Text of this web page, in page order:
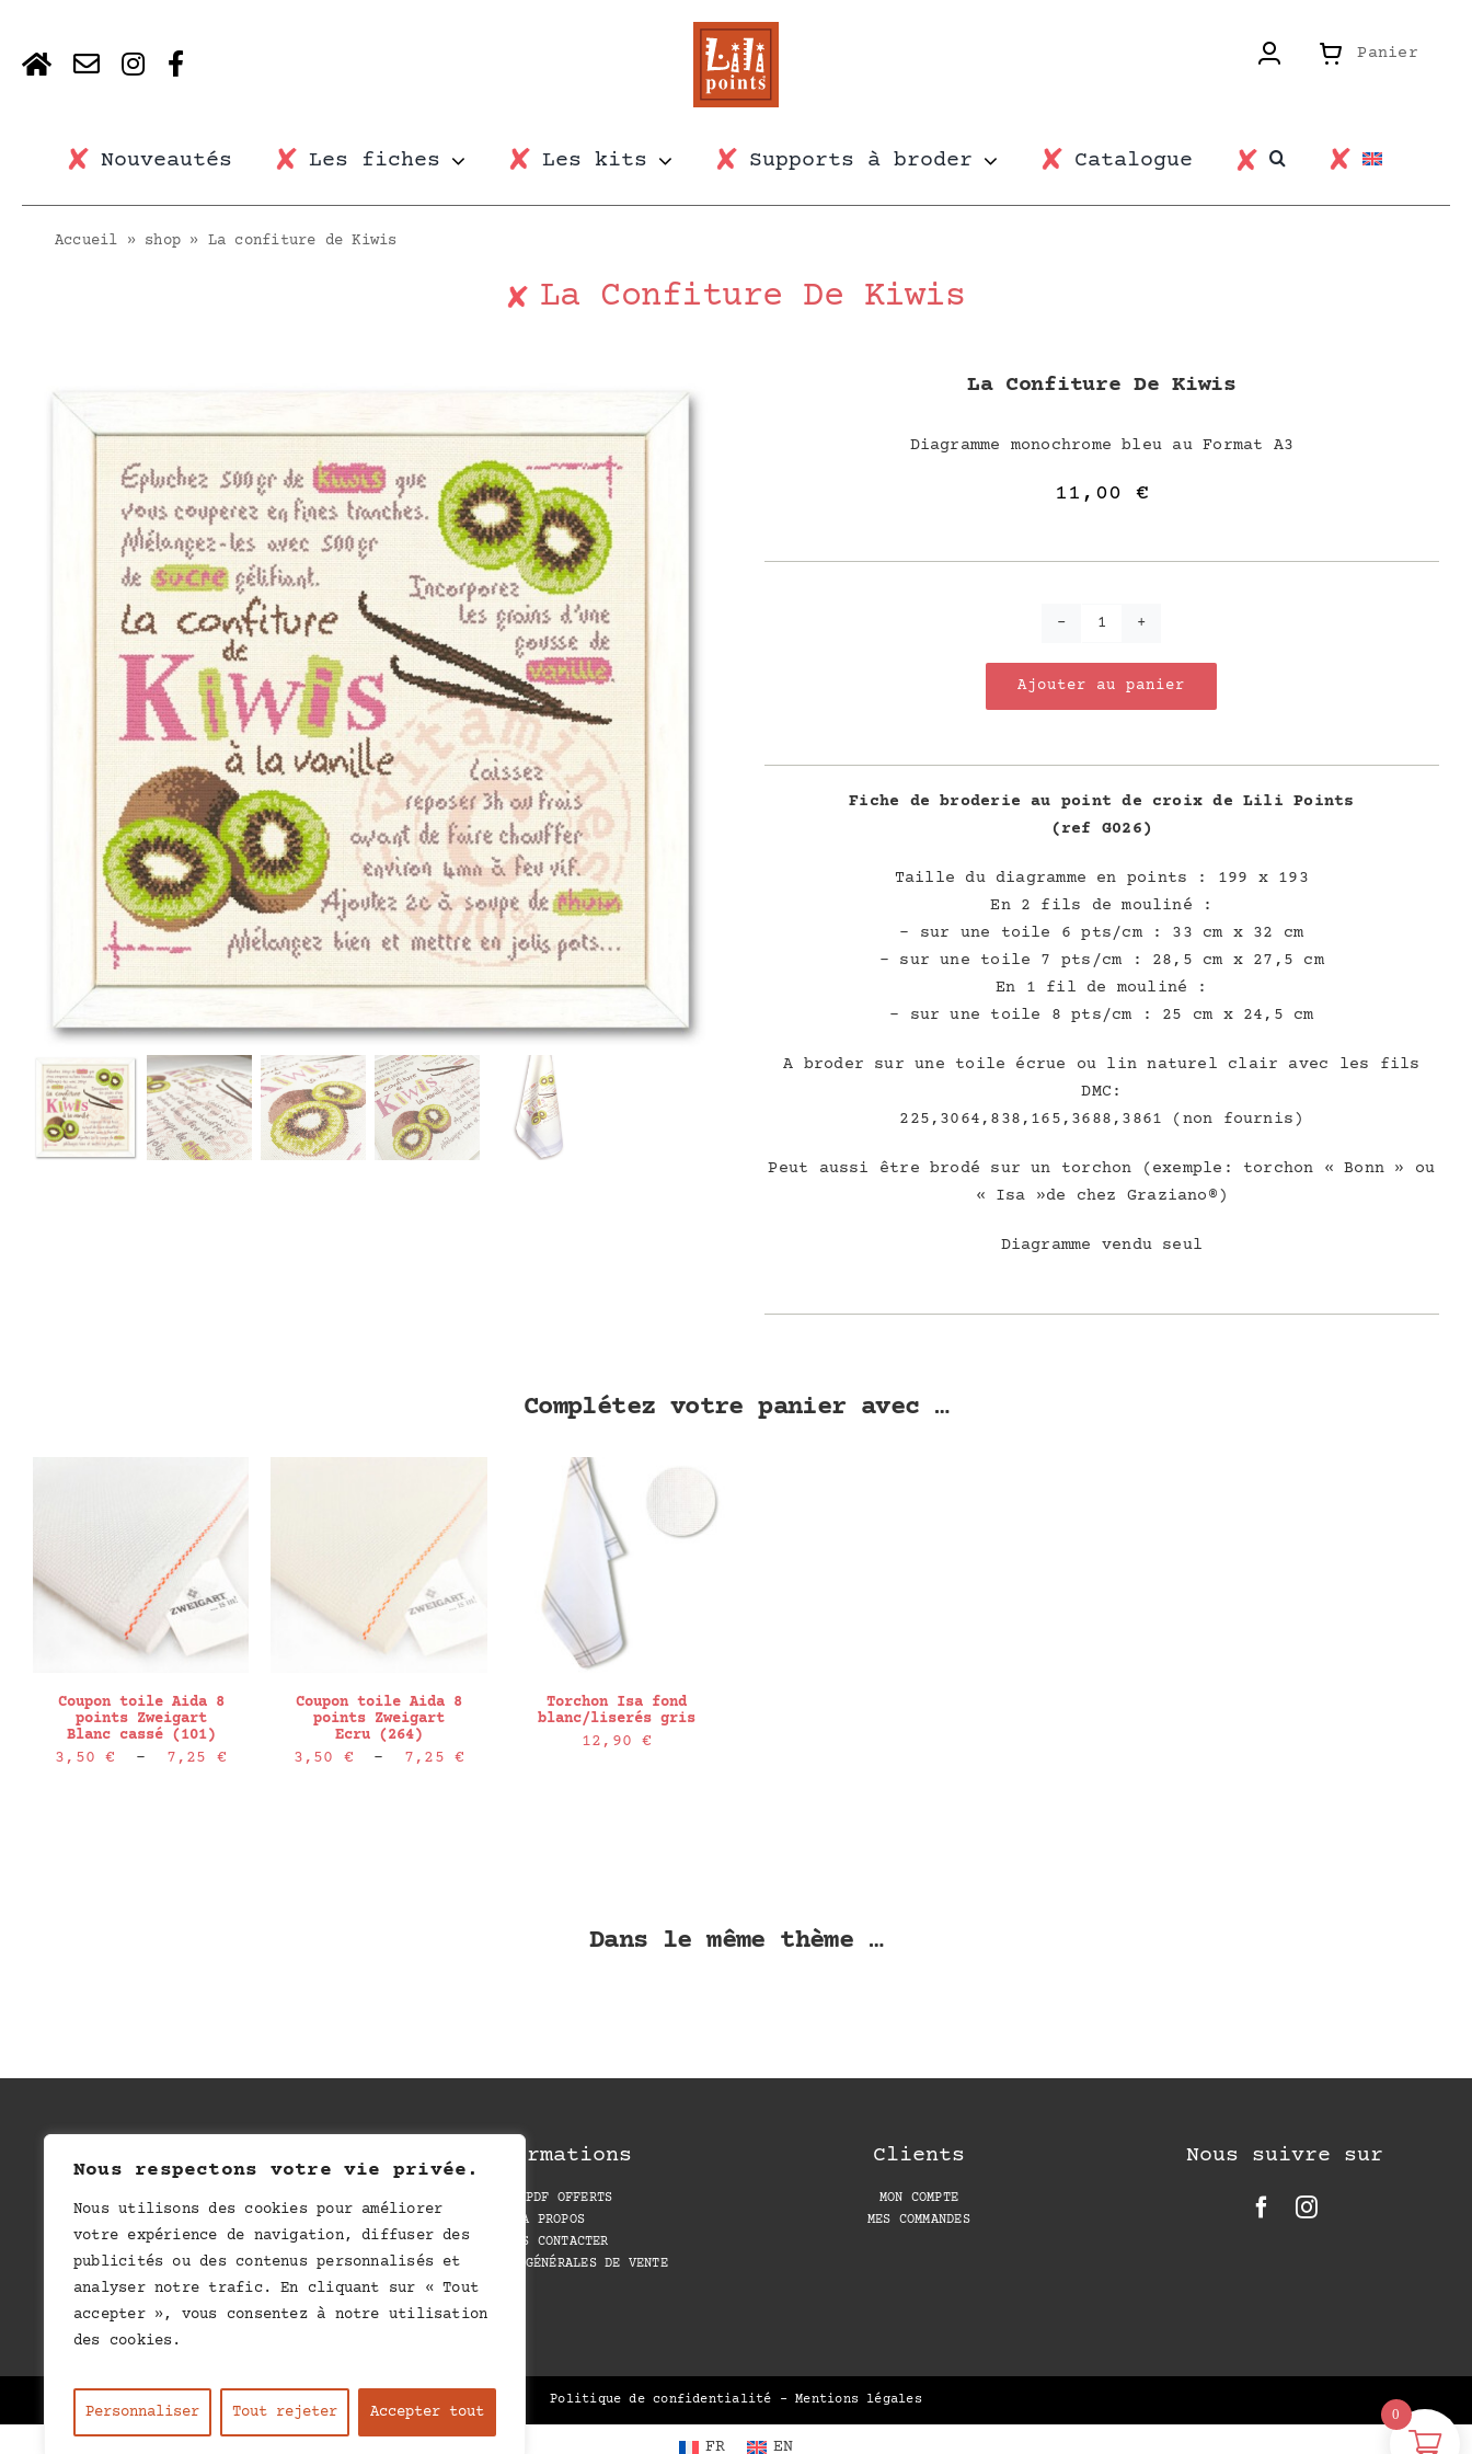
Nous respectons votre vie privée.
Nous utilisons des cookies pour améliorer
votre expérience de navigation, diffuser des
publicités ou des contenus personnalisés et
analyser notre trafic. En cliquant sur « Tout
accepter », vous consentez à notre utilisation
des cookies.
Personnaliser Tout rejeter Accepter tout
content
Panier
Nouveautés Les fiches Les kits Supports à broder Catalogue
Accueil » shop » La confiture de Kiwis
La Confiture De Kiwis
La Confiture De Kiwis
Diagramme monochrome bleu au Format A3
11,00 €
de
La
Ajouter au panier
Fiche de broderie au point de croix de Lili Points
(ref G026)
Taille du diagramme en points : 199 x 193
En 2 fils de mouliné :
– sur une toile 6 pts/cm : 33 cm x 32 cm
– sur une toile 7 pts/cm : 28,5 cm x 27,5 cm
En 1 fil de mouliné :
– sur une toile 8 pts/cm : 25 cm x 24,5 cm
A broder sur une toile écrue ou lin naturel clair avec les fils
DMC:
225,3064,838,165,3688,3861 (non fournis)
Peut aussi être brodé sur un torchon (exemple: torchon « Bonn » ou
« Isa »de chez Graziano®)
Diagramme vendu seul
Complétez votre panier avec …
VARIATIONS.
LES
OPTIONS
ÊTRE
CHOISIES
SUR
LA
Coupon toile Aida 8
points Zweigart
Blanc cassé (101)
3,50€ – 7,25 €
VARIATIONS.
ÊTRE
CHOISIES
LA
Coupon toile Aida 8
points Zweigart
Ecru (264)
3,50 € – 7,25€
Torchon Isa fond
blanc/liserés gris
12,90€
Dans le même thème …
Informations
LES PDF OFFERTS
A PROPOS
NOUS CONTACTER
CONDITIONS GÉNÉRALES DE VENTE
Clients
MON COMPTE
MES COMMANDES
Nous suivre sur
Politique de confidentialité –Mentions légales
0
FR EN